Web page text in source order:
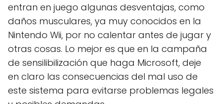
entran en juego algunas desventajas, como
daños musculares, ya muy conocidos en la
Nintendo Wii, por no calentar antes de jugar y
otras cosas. Lo mejor es que en la campaña
de sensilibilización que haga Microsoft, deje
en claro las consecuencias del mal uso de
este sistema para evitarse problemas legales